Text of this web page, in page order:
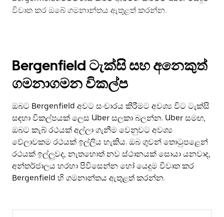
විවෘත කර ඔබේ ගමනාන්තය ඇතුළත් කරන්න.
Bergenfield ටැක්සි සහ අනෙකුත්
ගමනාගමන විකල්ප
ඔබට Bergenfield අවට සංචාරය කිරීමට අවශ්‍ය විට ටැක්සි
සඳහා විකල්පයක් ලෙස Uber සලකා බලන්න. Uber සමඟ,
ඔබට කැබ් රථයක් අල්ලා ගැනීම වෙනුවට අවශ්‍ය
වේලාවකම රථයක් ඉල්ලිය හැකිය. ඔබ ගුවන් තොටුපළෙන්
රථයක් ඉල්ලුවද, නැතහොත් නව ස්ථානයක් සොයා යනවාද,
අන්තර්ජාලය හරහා පිවිසෙන්න හෝ යෙදුම විවෘත කර
Bergenfield හි ගමනාන්තය ඇතුළත් කරන්න.